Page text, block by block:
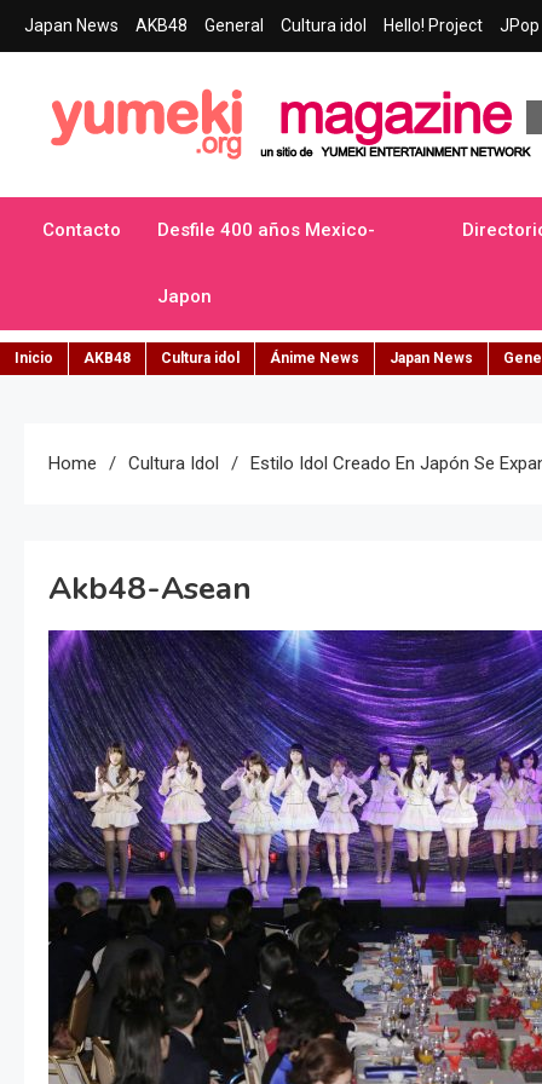
Skip
to
Japan News AKB48 General Cultura idol Hello! Project JPop
Yumeki Magazine
Contacto Desfile 400 años Mexico-
Japon
Inicio AKB48 Cultura idol Ánime News Japan News
Home Cultura Idol Estilo Idol Creado En Japón Se
Akb48-Asean